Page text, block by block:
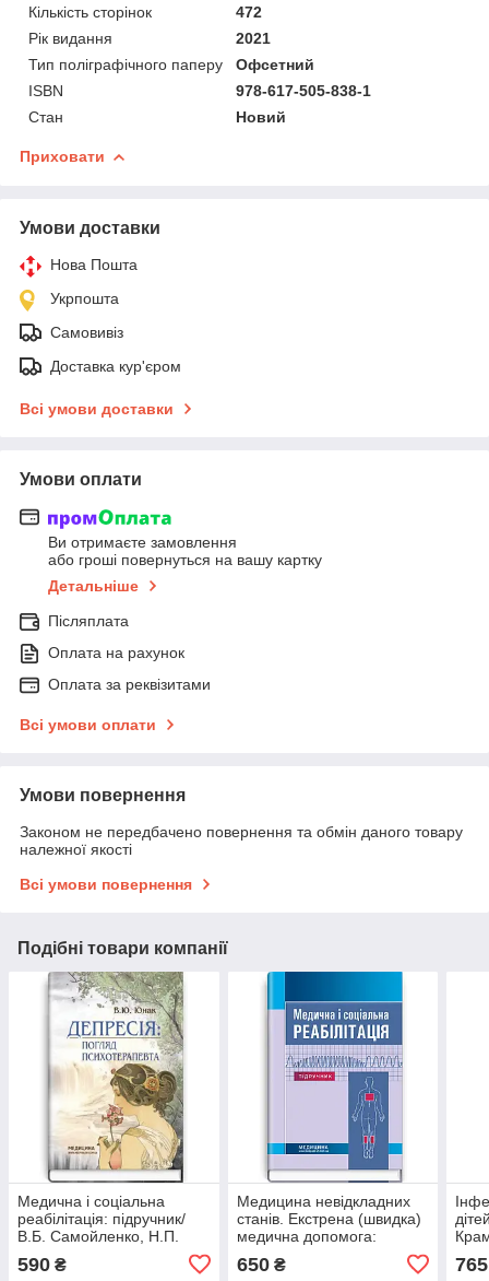
Кількість сторінок
472
Рік видання
2021
Тип поліграфічного паперу
Офсетний
ISBN
978-617-505-838-1
Стан
Новий
Приховати
Умови доставки
Нова Пошта
Укрпошта
Самовивіз
Доставка кур'єром
Всі умови доставки
Умови оплати
Ви отримаєте замовлення
або гроші повернуться на вашу картку
Детальніше
Післяплата
Оплата на рахунок
Оплата за реквізитами
Всі умови оплати
Умови повернення
Законом не передбачено повернення та обмін даного товару
належної якості
Всі умови повернення
Подібні товари компанії
Медична і соціальна
реабілітація: підручник/
В.Б. Самойленко, Н.П.
Яковенко, І.О. Петряшев
та ін. — 3-є видання
590 ₴
Медицина невідкладних
станів. Екстрена (швидка)
медична допомога:
650₴ 765